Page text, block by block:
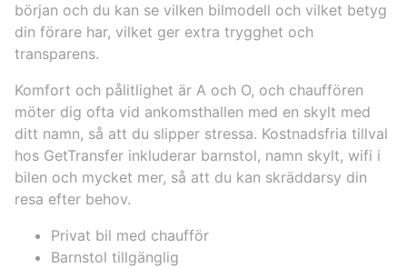
början och du kan se vilken bilmodell och vilket betyg
din förare har, vilket ger extra trygghet och
transparens.
Komfort och pålitlighet är A och O, och chauffören
möter dig ofta vid ankomsthallen med en skylt med
ditt namn, så att du slipper stressa. Kostnadsfria tillval
hos GetTransfer inkluderar barnstol, namn skylt, wifi i
bilen och mycket mer, så att du kan skräddarsy din
resa efter behov.
Privat bil med chaufför
Barnstol tillgänglig